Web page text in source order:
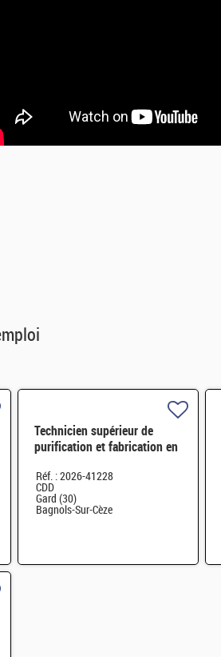
Technicien supérieur de
purification et fabrication en
Réf. : 2026-41228
CDD
Gard (30)
Bagnols-Sur-Cèze